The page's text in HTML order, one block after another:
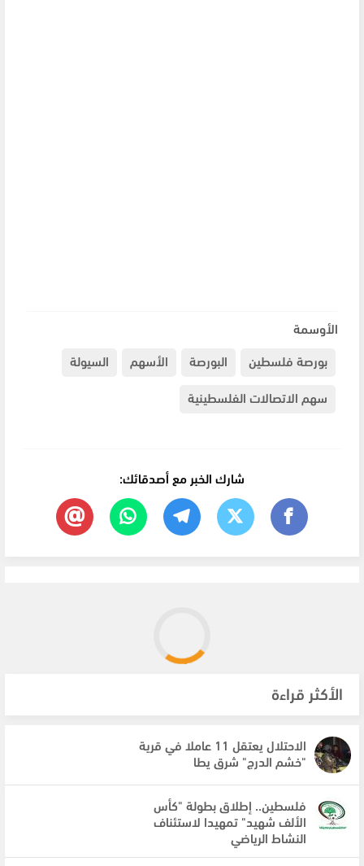
الأوسمة
بورصة فلسطين
البورصة الأسهم
السيولة
سهم الاتصالات الفلسطينية
شارك الخبر مع أصدقائك:
الأكثر قراءة
الاحتلال يعتقل 11 عاملا في قرية
"خشم الدرج" شرق يطا
فلسطين.. إطلاق بطولة "كأس
الألف شهيد" تمهيدا لاستئناف
النشاط الرياضي